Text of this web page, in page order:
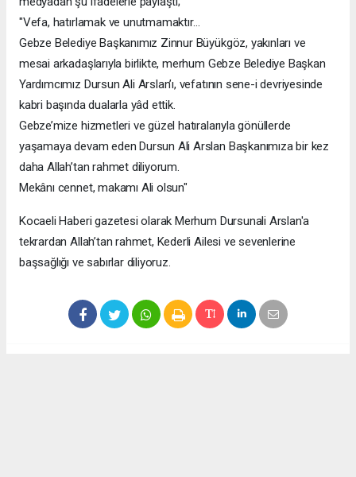
"Vefa, hatırlamak ve unutmamaktır…
Gebze Belediye Başkanımız Zinnur Büyükgöz, yakınları ve
mesai arkadaşlarıyla birlikte, merhum Gebze Belediye Başkan
Yardımcımız Dursun Ali Arslan’ı, vefatının sene-i devriyesinde
kabri başında dualarla yâd ettik.
Gebze’mize hizmetleri ve güzel hatıralarıyla gönüllerde
yaşamaya devam eden Dursun Ali Arslan Başkanımıza bir kez
daha Allah’tan rahmet diliyorum.
Mekânı cennet, makamı Ali olsun"
Kocaeli Haberi gazetesi olarak Merhum Dursunali Arslan'a
tekrardan Allah’tan rahmet, Kederli Ailesi ve sevenlerine
başsağlığı ve sabırlar diliyoruz.